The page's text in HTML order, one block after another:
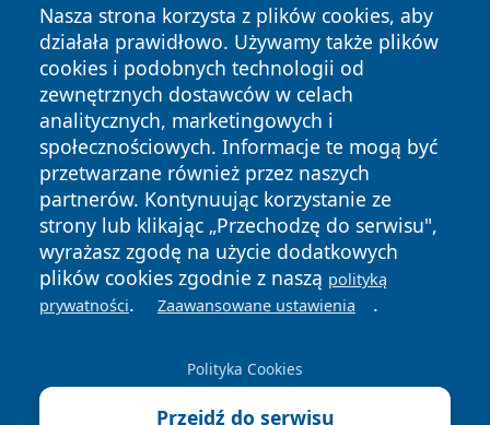
Nasza strona korzysta z plików cookies, aby
działała prawidłowo. Używamy także plików
cookies i podobnych technologii od
zewnętrznych dostawców w celach
analitycznych, marketingowych i
społecznościowych. Informacje te mogą być
przetwarzane również przez naszych
partnerów. Kontynuując korzystanie ze
strony lub klikając „Przechodzę do serwisu",
wyrażasz zgodę na użycie dodatkowych
plików cookies zgodnie z naszą polityką
prywatności. Zaawansowane ustawienia .
Polityka Cookies
Przejdź do serwisu
Copyright © 2026 faktykrakowa.pl Wszystkie prawa
zastrzeżone.
News Autorzy
Polityka
Prywatności
Polityka
Cookies